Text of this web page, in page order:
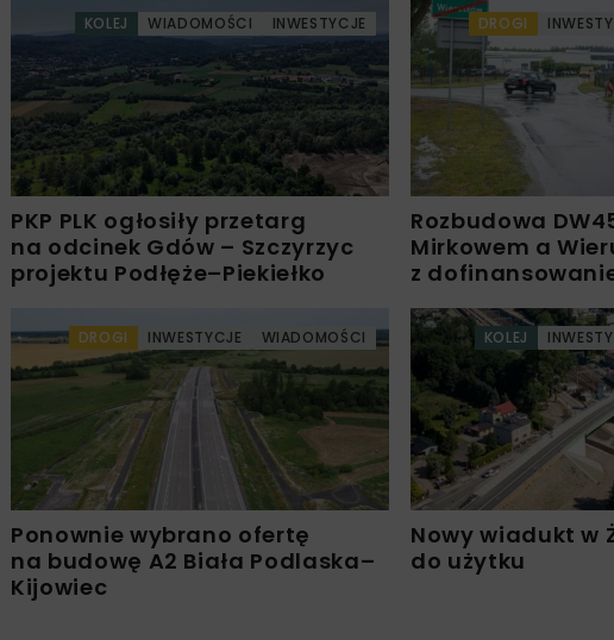
KOLEJ WIADOMOŚCI INWESTYCJE
PKP PLK ogłosiły przetarg
na odcinek Gdów – Szczyrzyc
projektu Podłęże–Piekiełko
DROGI
Rozbudowa
Mirkowem a
z
DROGI INWESTYCJE WIADOMOŚCI
Ponownie wybrano ofertę
na budowę A2 Biała Podlaska–
Kijowiec
KOLEJ
Nowy wiadukt w
do użytku